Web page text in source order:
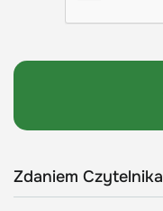
Zdaniem Czytelnika